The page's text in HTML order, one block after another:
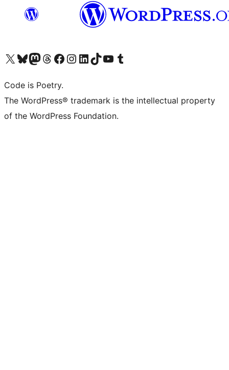
Navštivte náš účet na X (dříve Twitter)
Navštivte náš Bluesky účetNavštivte náš účet Mastodon
Navštivte náš Threads účetNavštivte naši stránku na Facebooku
Navštivte náš Instagram účetNavštivte náš LinkedIn účetNavštivte náš TikTok účetNavštivte náš YouTube kanálNavštivte náš Tumblr účet
Code is Poetry.
The WordPress® trademark is the intellectual property
of the WordPress Foundation.